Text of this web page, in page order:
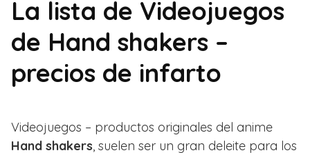
La lista de Videojuegos
de Hand shakers –
precios de infarto
Videojuegos – productos originales del anime
Hand shakers, suelen ser un gran deleite para los